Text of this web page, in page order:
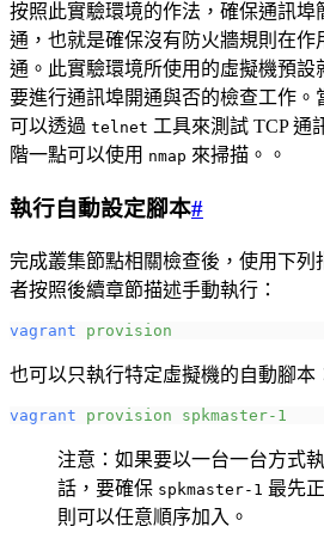
按照此實驗環境的作法，確保通訊埠
通，也就是確保沒有防火牆規則在作
通。此實驗環境所使用的虛擬機預設
要進行通訊埠開通與否的檢查工作。
可以透過 telnet 工具來測試 TCP 通
階一點可以使用 nmap 來掃描。。
執行自動設定腳本#
完成叢集節點相關檢查後，使用下列
者按照後續章節描述手動執行：
vagrant provision
也可以只執行特定虛擬機的自動腳本
vagrant provision spkmaster-1
注意：如果要以一台一台方式
話，要確保 spkmaster-1 最先
則可以任意順序加入。